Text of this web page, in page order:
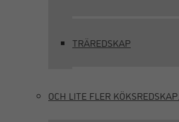
TRÄREDSKAP
OCH LITE FLER KÖKSREDSKAP…